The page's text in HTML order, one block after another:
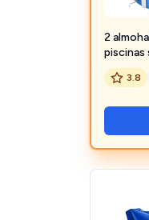
2
piscinas
globo,
de PVC,
3.8